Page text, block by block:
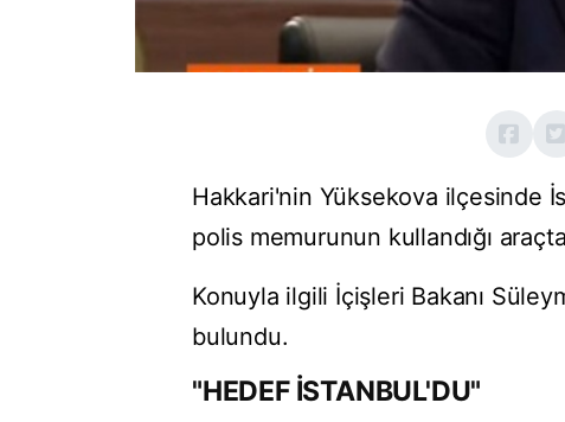
Hakkari'nin Yüksekova ilçesinde
polis memurunun kullandığı
Konuyla ilgili İçişleri Bakanı
bulundu.
"HEDEF İSTANBUL'DU"